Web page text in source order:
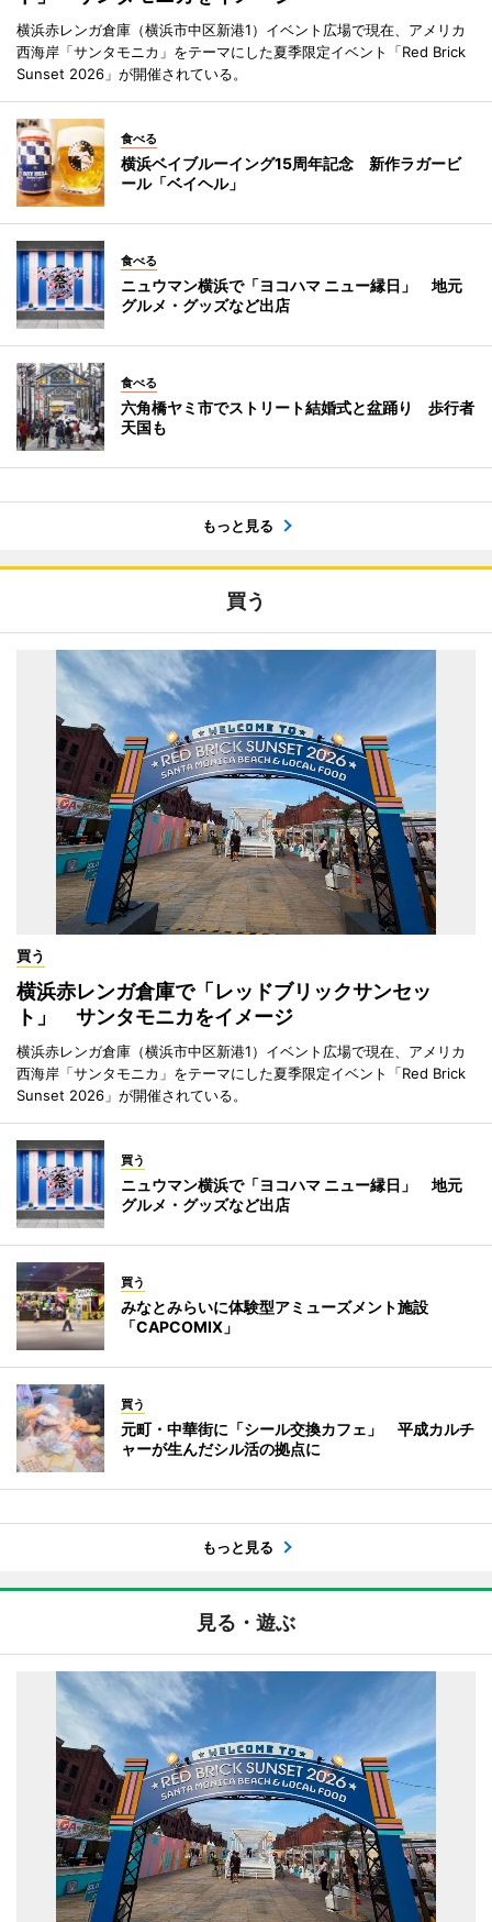
横浜赤レンガ倉庫（横浜市中区新港1）イベント広場で現在、アメリカ
西海岸「サンタモニカ」をテーマにした夏季限定イベント「Red Brick
Sunset 2026」が開催されている。
食べる
横浜ベイブルーイング15周年記念 新作ラガービ
ール「ベイヘル」
食べる
ニュウマン横浜で「ヨコハマ ニュー縁日」 地元
グルメ・グッズなど出店
食べる
六角橋ヤミ市でストリート結婚式と盆踊り 歩行者
天国も
もっと見る
買う
買う
横浜赤レンガ倉庫で「レッドブリックサンセッ
ト」 サンタモニカをイメージ
横浜赤レンガ倉庫（横浜市中区新港1）イベント広場で現在、アメリカ
西海岸「サンタモニカ」をテーマにした夏季限定イベント「Red Brick
Sunset 2026」が開催されている。
買う
ニュウマン横浜で「ヨコハマ ニュー縁日」 地元
グルメ・グッズなど出店
買う
みなとみらいに体験型アミューズメント施設
「CAPCOMIX」
買う
元町・中華街に「シール交換カフェ」 平成カルチ
ャーが生んだシル活の拠点に
もっと見る
見る・遊ぶ